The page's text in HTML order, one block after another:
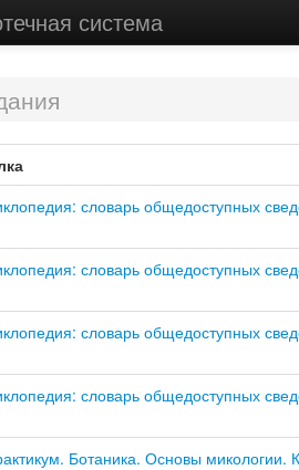
система
словарь общедоступных
словарь общедоступных
словарь общедоступных
словарь общедоступных
Ботаника. Основы микологии.